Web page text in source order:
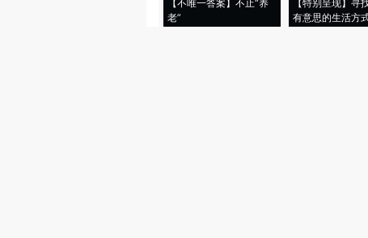
【不唯一答案】不止“养
老”
【特别呈现】寻
有意思的生活方